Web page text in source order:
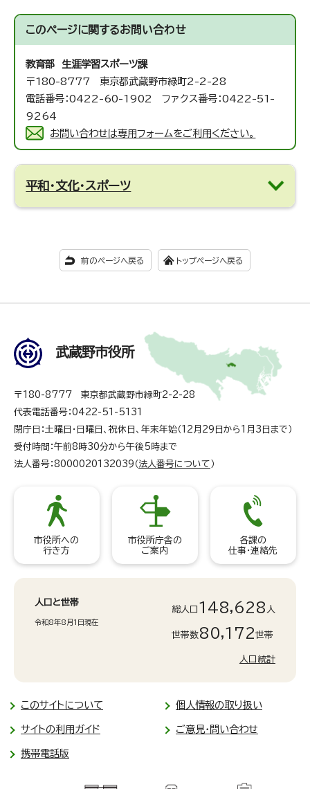
このページに関するお問い合わせ
教育部 生涯学習スポーツ課
〒180-8777 東京都武蔵野市緑町2-2-28
電話番号：0422-60-1902 ファクス番号：0422-51-
9264
お問い合わせは専用フォームをご利用ください。
平和・文化・スポーツ
前のページへ戻る トップページへ戻る
武蔵野市役所
〒180-8777 東京都武蔵野市緑町2-2-28
代表電話番号：0422-51-5131
閉庁日：土曜日・日曜日、祝休日、年末年始（12月29日から1月3日まで）
受付時間：午前8時30分から午後5時まで
法人番号：8000020132039（ 法人番号について ）
市役所への
行き方
市役所庁舎の
ご案内
各課の
仕事・連絡先
人口と世帯
令和8年8月1日現在
総人口 148,628 人
世帯数80,172世帯
人口統計
このサイトについて 個人情報の取り扱い
サイトの利用ガイド ご意見・問い合わせ
携帯電話版